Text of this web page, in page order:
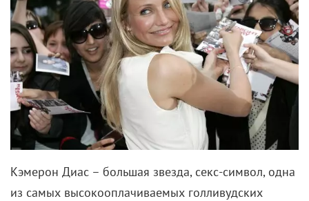
Кэмерон Диас – большая звезда, секс-символ, одна
из самых высокооплачиваемых голливудских